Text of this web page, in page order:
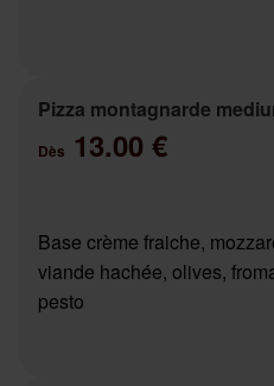
Pizza montagnarde
Dès 13.00 €
Base crème fraiche,
viande hachée, olives,
pesto